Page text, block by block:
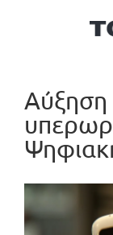
Αύξηση
Προβολή
μεγαλύτερης
εικόνας